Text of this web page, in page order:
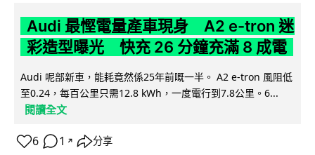
Audi 最慳電量產車現身 A2 e-tron 迷
彩造型曝光 快充 26 分鐘充滿 8 成電
Audi 呢部新車，能耗竟然係25年前嘅一半。 A2 e-tron 風阻低
至0.24，每百公里只需12.8 kWh，一度電行到7.8公里。6...
閱讀全文
6 1 ↗ 分享